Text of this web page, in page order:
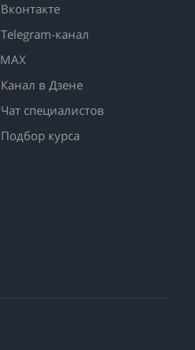
Вконтакте
Telegram-канал
MAX
Канал в Дзене
Чат специалистов
Подбор курса